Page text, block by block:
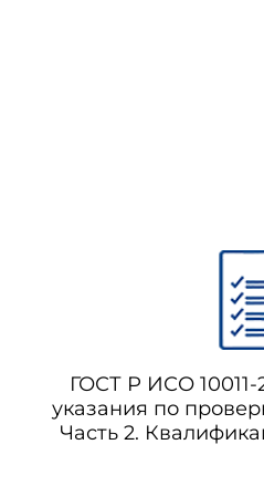
ГОСТ Р ИСО
указания по
Часть 2.